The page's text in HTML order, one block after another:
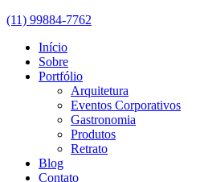
(11) 99884-7762
Início
Sobre
Portfólio
Arquitetura
Eventos Corporativos
Gastronomia
Produtos
Retrato
Blog
Contato